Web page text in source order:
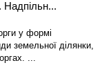
Надпільн...
у формі
земельної ділянки,
...